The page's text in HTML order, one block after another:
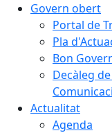
Govern obert
Portal de
Pla
Bon
Decàleg
Actualitat
Agenda